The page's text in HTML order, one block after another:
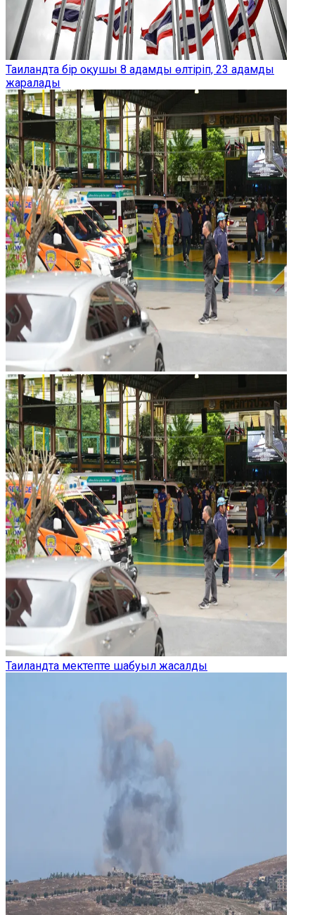
Таиландта бір оқушы 8 адамды өлтіріп, 23 адамды
жаралады
Таиландта мектепте шабуыл жасалды